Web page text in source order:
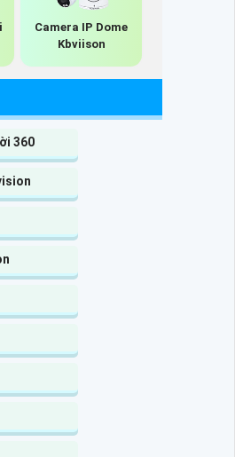
Camera IP Dome
Kbviison
360